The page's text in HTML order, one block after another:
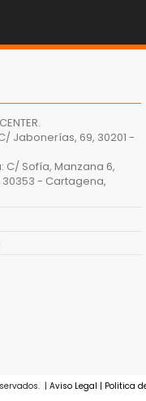
Jabonerías, 69, 30201 -
Sofía, Manzana 6,
30353 - Cartagena,
| Aviso Legal | Politica